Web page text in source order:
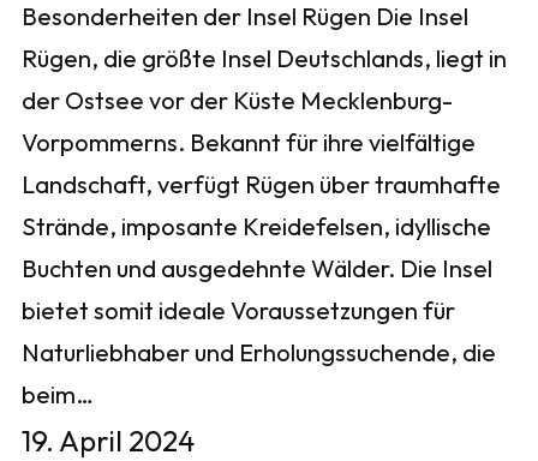
Besonderheiten der Insel Rügen Die Insel
Rügen, die größte Insel Deutschlands, liegt in
der Ostsee vor der Küste Mecklenburg-
Vorpommerns. Bekannt für ihre vielfältige
Landschaft, verfügt Rügen über traumhafte
Strände, imposante Kreidefelsen, idyllische
Buchten und ausgedehnte Wälder. Die Insel
bietet somit ideale Voraussetzungen für
Naturliebhaber und Erholungssuchende, die
beim…
19. April 2024